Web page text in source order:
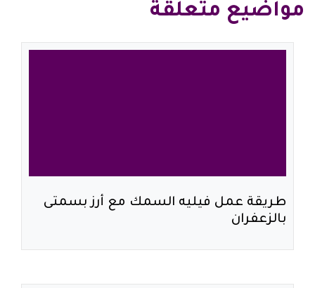
مواضيع متعلقة
طريقة عمل فيليه السمك مع أرز بسمتى
بالزعفران